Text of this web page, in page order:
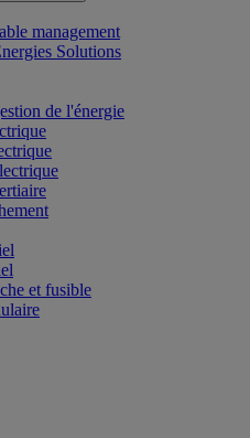
management
Solutions
de l'énergie
et fusible